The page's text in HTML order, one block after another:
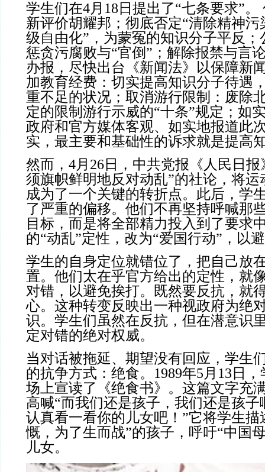
学生们在4月18日提出了“七条要求”
新评价胡耀邦；彻底否定“清除精神污
级自由化”，为蒙冤的知识分子平反
惩贪污腐败与“官倒”；解除报禁与言
办报，尽快出台《新闻法》以保障新
加教育经费：切实提高知识分子待遇
重不足的状况；取消游行限制：废除
定的限制游行示威的“十条”规定；如
政府和官方媒体客观、如实地报道此
实，最主要和基础性的诉求就是提高
然而，4月26日，中共党报《人民日
须旗帜鲜明地反对动乱”的社论，将运
成为了一个关键的转折点。此后，学
了严重的偏移。他们不再坚持呼喊那
目标，而是将全部精力投入到了要求
的“动乱”定性，改为“爱国行动”，以
学生的自身定位就错位了，把自己放
置。他们太在乎官方给出的定性，就
对错，以避免挨打。既然要反抗，就
心。这种转变反映出一种视政府为绝
识。学生们虽然在反抗，但在潜意识
定对错的绝对权威。
当对话被拖延、期望没有回应，学生
的抗争方式：绝食。1989年5月13日
场上宣读了《绝食书》。这篇文字充
高喊“而我们还是孩子，我们还是孩
认真看一看你的儿女吧！”它将学生描
慨，为了生而战”的孩子，呼吁“中国
儿女。